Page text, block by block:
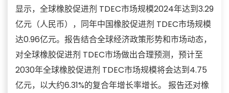
显示，全球橡胶促进剂 TDEC市场规模2024年达到3.29
亿元（人民币），同年中国橡胶促进剂 TDEC市场规模
达0.96亿元。报告结合全球经济政策形势和市场动态，
对全球橡胶促进剂 TDEC市场做出合理预测，预计至
2030年全球橡胶促进剂 TDEC市场规模将会达到4.75
亿元，以大约6.31%的复合年增长率增长。 报告还对橡